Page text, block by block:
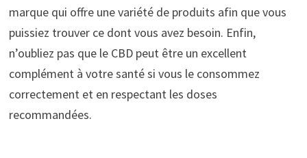
marque qui offre une variété de produits afin que vous
puissiez trouver ce dont vous avez besoin. Enfin,
n’oubliez pas que le CBD peut être un excellent
complément à votre santé si vous le consommez
correctement et en respectant les doses
recommandées.